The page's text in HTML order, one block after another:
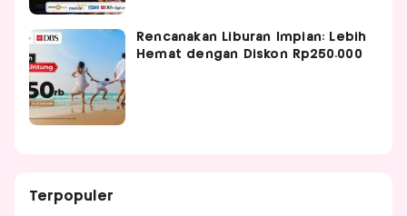
Rencanakan Liburan Impian: Lebih
Hemat dengan Diskon Rp250.000
Terpopuler